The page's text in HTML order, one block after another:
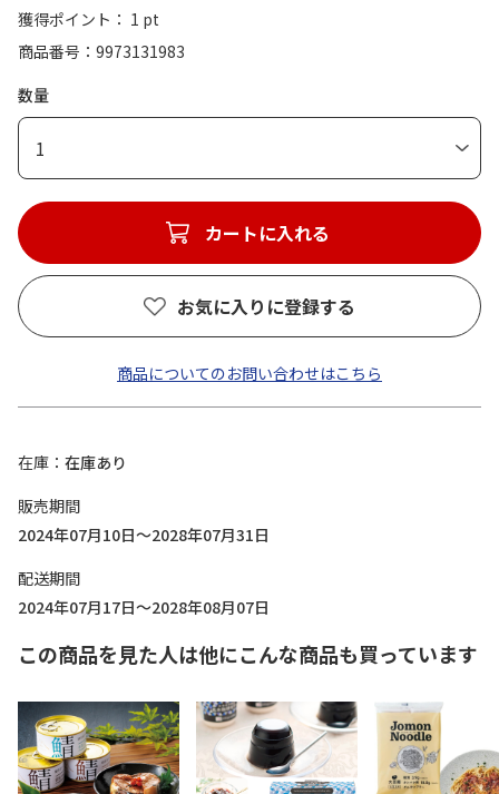
獲得ポイント： 1 pt
商品番号
9973131983
数量
1
カートに入れる
お気に入りに登録する
商品についてのお問い合わせはこちら
在庫
在庫あり
販売期間
2024年07月10日～2028年07月31日
配送期間
2024年07月17日～2028年08月07日
この商品を見た人は他にこんな商品も買っています